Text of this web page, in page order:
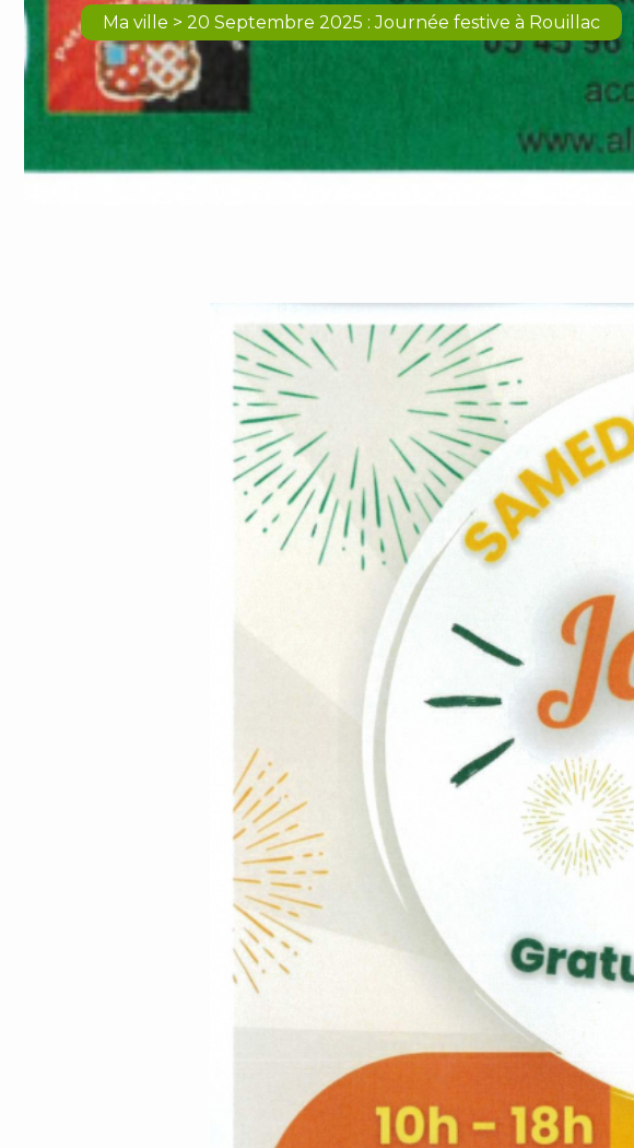
Ma ville > 20 Septembre 2025 : Journée festive à Rouillac